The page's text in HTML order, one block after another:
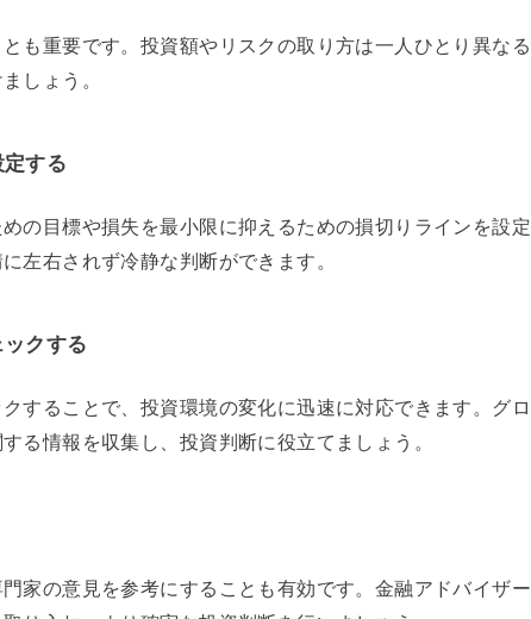
も重要です。投資額やリスクの取り方は一人ひとり異なる
しょう。
する
の目標や損失を最小限に抑えるための損切りラインを設定
左右されず冷静な判断ができます。
クする
することで、投資環境の変化に迅速に対応できます。グロ
る情報を収集し、投資判断に役立てましょう。
家の意見を参考にすることも有効です。金融アドバイザー